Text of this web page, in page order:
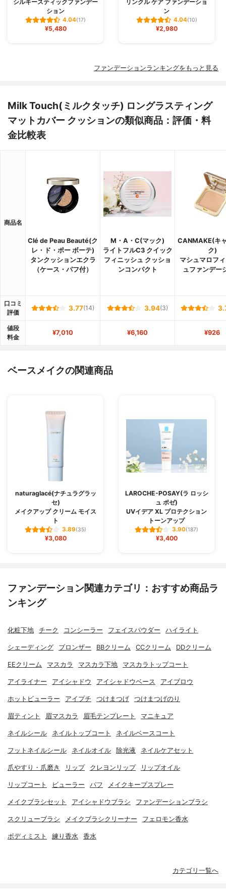
シルキースティックファンデー
ション
4.04(17)
¥5,480
リンクル ケア ファンデーショ
ン
4.04(10)
¥2,980
ファンデーションランキングをもっと見る
Milk Touch(ミルクタッチ) ロングラスティング
マットカバー クッションの類似商品：評価・料
金比較表
商品名
Clé de Peau Beauté(ク
レ・ド・ポー ボーテ)
タンクッションエクラ
（ケース・パフ付）
M・A・C(マック)
ライトフルC3 クイック
フィニッシュ クッショ
ンコンパクト
CANMAKE(キ
ク)
マシュマロフ
ュファンデー
口コミ
評価
3.77(14) 3.94(3)
値段
料金
¥7,010 ¥6,160 ¥926
ベースメイクの関連商品
naturaglacé(ナチュラグラッ
セ)
メイクアップ クリーム モイス
ト
3.89(35)
¥3,080
LAROCHE-POSAY(ラ ロッシ
ュ ポゼ)
UVイデア XL プロテクション
トーンアップ
3.90(187)
¥3,400
ファンデーション関連カテゴリ：おすすめ商品ラ
ンキング
化粧下地 チーク コンシーラー フェイスパウダー ハイライト
シェーディング ブロンザー BBクリーム CCクリーム DDクリーム
EEクリーム マスカラ マスカラ下地 マスカラトップコート
アイライナー アイシャドウ アイシャドウベース アイブロウ
ホットビューラー アイプチ つけまつげ つけまつげのり
眉ティント 眉マスカラ 眉毛テンプレート マニキュア
ネイルシール ネイルトップコート ネイルベースコート
フットネイルシール ネイルオイル 除光液 ネイルケアセット
爪やすり・爪磨き リップ クレヨンリップ リップオイル
リップコート ビューラー パフ メイクキープスプレー
メイクブラシセット アイシャドウブラシ ファンデーションブラシ
スクリューブラシ メイクブラシクリーナー フェロモン香水
ボディミスト 練り香水 香水
カテゴリ一覧へ